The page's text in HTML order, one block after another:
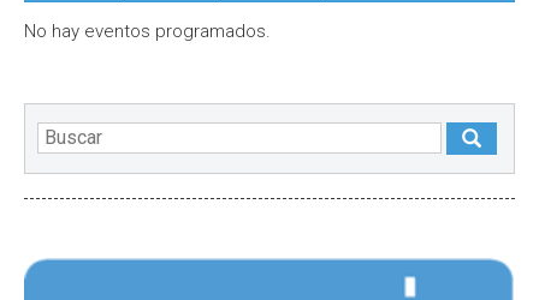
No hay eventos programados.